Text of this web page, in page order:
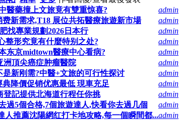
醫藥撞上文旅竟有雙重惊喜?
admin
费新需求,T18 展位共拓醫療旅遊新市場
admin
找專業規劃2026日本行
admin
整形究竟有什麼特别之处?
admin
东京midtown醫療中心看病?
admin
洲頂尖癌症肿瘤醫院
admin
是新刚需?中醫+文旅的可行性探讨
admin
典降價促销优惠最低 現車充足
admin
登記提供北海道行程任你挑
admin
過5個合格,7個旅遊達人,快看你去過几個
admin
人推薦沈陽網红打卡地攻略,每一個瞬間都...admin